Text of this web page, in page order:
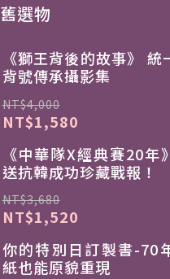
選物
《獅王背後的故事》 統
背號傳承攝影集
NT$4,000
NT$1,580
《中華隊X經典賽20年
送抗韓成功珍藏戰報！
NT$3,680
NT$1,520
你的特別日訂製書-70
紙也能原貌重現